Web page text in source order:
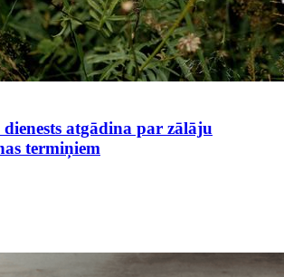
atgādina par zālāju
termiņiem